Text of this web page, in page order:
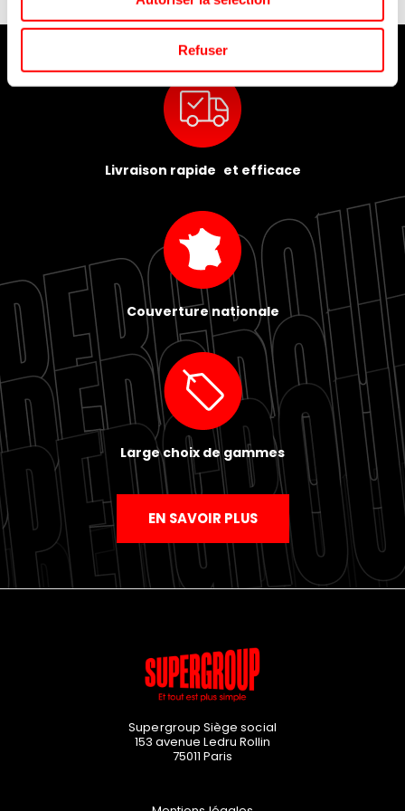
Refuser
Livraison rapide et efficace
Couverture nationale
Large choix de gammes
EN SAVOIR PLUS
Supergroup Siège social
153 avenue Ledru Rollin
75011 Paris